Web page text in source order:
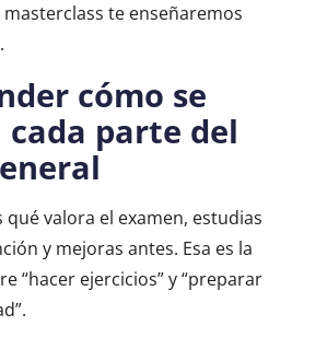
masterclass te enseñaremos
cómo se
parte del
qué valora el examen, estudias
y mejoras antes. Esa es la
“hacer ejercicios” y “preparar